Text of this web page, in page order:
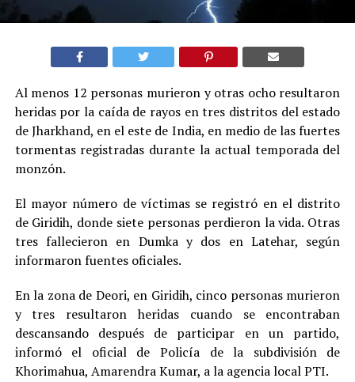
Al menos 12 personas murieron y otras ocho resultaron
heridas por la caída de rayos en tres distritos del estado
de Jharkhand, en el este de India, en medio de las fuertes
tormentas registradas durante la actual temporada del
monzón.
El mayor número de víctimas se registró en el distrito
de Giridih, donde siete personas perdieron la vida. Otras
tres fallecieron en Dumka y dos en Latehar, según
informaron fuentes oficiales.
En la zona de Deori, en Giridih, cinco personas murieron
y tres resultaron heridas cuando se encontraban
descansando después de participar en un partido,
informó el oficial de Policía de la subdivisión de
Khorimahua, Amarendra Kumar, a la agencia local PTI.